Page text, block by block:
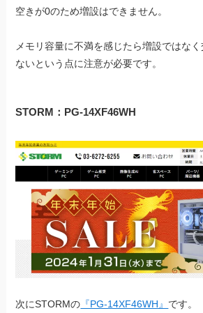
空きが0のため増設はできません。
メモリ容量に不満を感じたら増設ではな
ないという点に注意が必要です。
STORM： PG-14XF46WH
次にSTORMの 『PG-14XF46WH』 です。